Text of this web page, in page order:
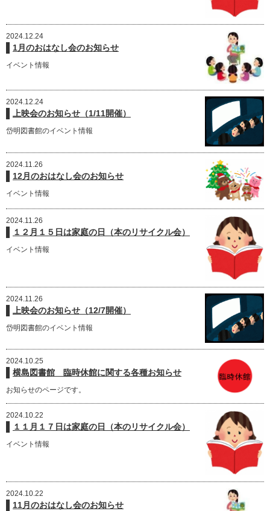
2024.12.24
1月のおはなし会のお知らせ
イベント情報
2024.12.24
上映会のお知らせ（1/11開催）
岱明図書館のイベント情報
2024.11.26
12月のおはなし会のお知らせ
イベント情報
2024.11.26
１２月１５日は家庭の日（本のリサイクル会）
イベント情報
2024.11.26
上映会のお知らせ（12/7開催）
岱明図書館のイベント情報
2024.10.25
横島図書館 臨時休館に関する各種お知らせ
お知らせのページです。
2024.10.22
１１月１７日は家庭の日（本のリサイクル会）
イベント情報
2024.10.22
11月のおはなし会のお知らせ